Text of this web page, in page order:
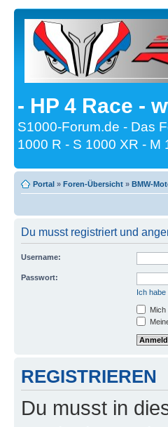
- HP 4 Race -
S1000-Forum.de - Das
1000 R - S 1000 XR - M
Portal » Foren-Übersicht » BMW-
Du musst registriert und
Username:
Passwort:
Ich
Mich
REGISTRIEREN
Du musst in